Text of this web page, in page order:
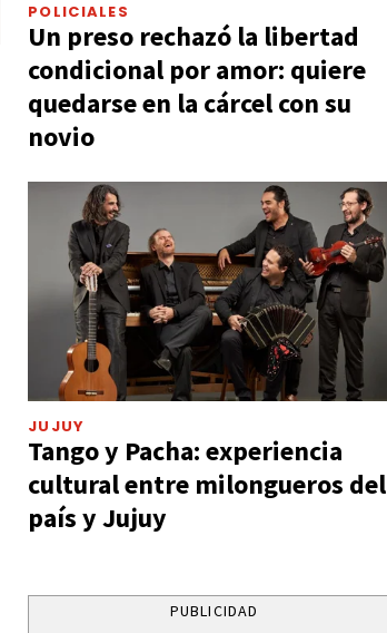
POLICIALES
Un preso rechazó la libertad
condicional por amor: quiere
quedarse en la cárcel con su
novio
JUJUY
Tango y Pacha: experiencia
cultural entre milongueros del
país y Jujuy
PUBLICIDAD